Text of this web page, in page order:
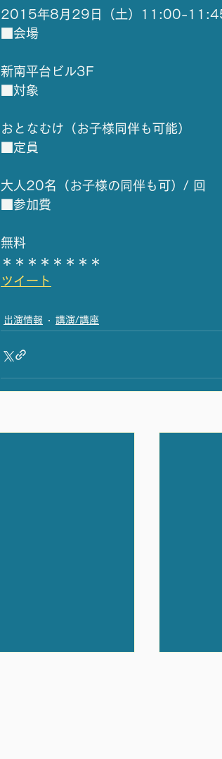
2015年8月29日（土）11:00-
■会場
新南平台ビル3F
■対象
おとなむけ（お子様同伴も可能）
■定員
大人20名（お子様の同伴も可）/ 回
■参加費
無料
＊＊＊＊＊＊＊＊
ツイート
出演情報 講演/講座